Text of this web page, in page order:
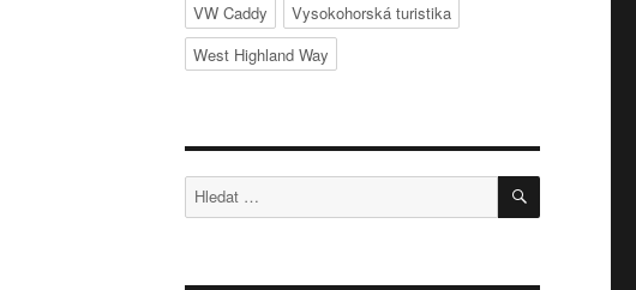
VW Caddy
Vysokohorská turistika
West Highland Way
Hledat: HLEDÁNÍ